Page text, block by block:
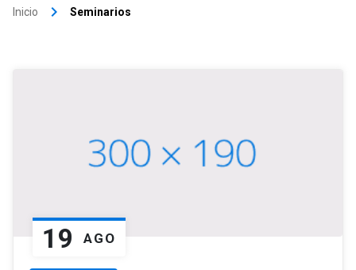
Inicio keyboard_arrow_right Seminarios
19 AGO